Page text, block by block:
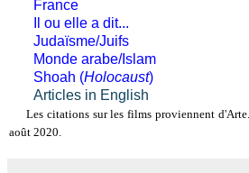
France
Il ou elle a dit...
Judaïsme/Juifs
Monde arabe/Islam
Shoah (Holocaust)
Articles in English
Les citations sur les films proviennent
août 2020.